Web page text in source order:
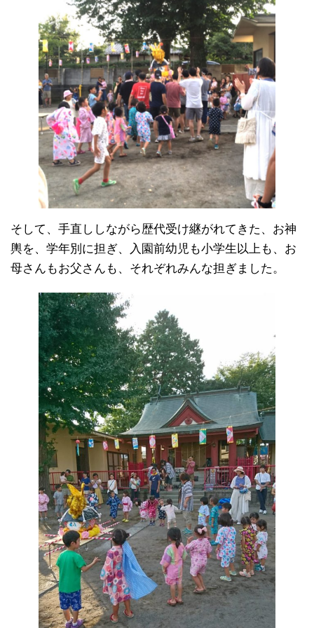
そして、手直ししながら歴代受け継がれてきた、お神
輿を、学年別に担ぎ、入園前幼児も小学生以上も、お
母さんもお父さんも、それぞれみんな担ぎました。